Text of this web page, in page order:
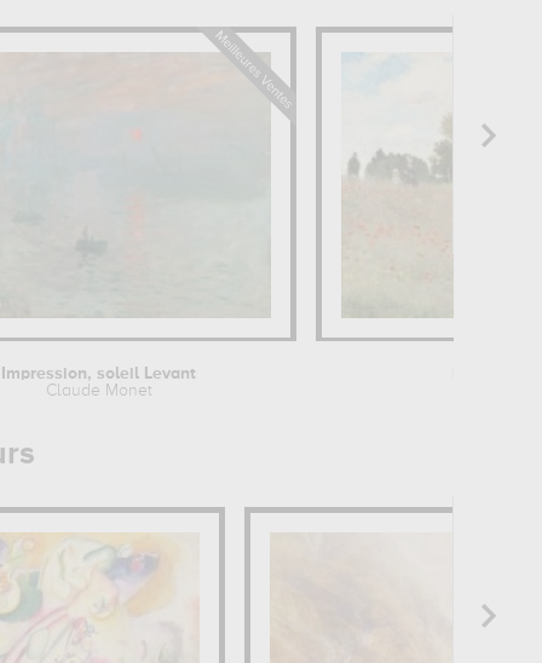
Impression, soleil Levant
Claude Monet